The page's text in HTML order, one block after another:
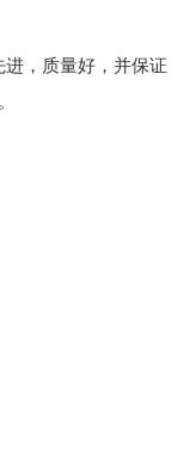
，质量好，并保证